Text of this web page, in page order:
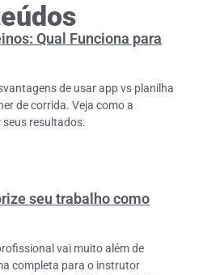
Qual Funciona para
de usar app vs planilha
de corrida. Veja como a
resultados.
seu trabalho como
vai muito além de
completa para o instrutor